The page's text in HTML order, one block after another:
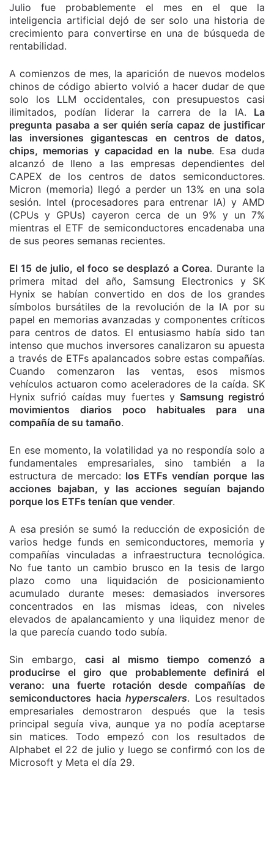
Julio fue probablemente el mes en el que la
inteligencia artificial dejó de ser solo una historia de
crecimiento para convertirse en una de búsqueda de
rentabilidad.
A comienzos de mes, la aparición de nuevos modelos
chinos de código abierto volvió a hacer dudar de que
solo los LLM occidentales, con presupuestos casi
ilimitados, podían liderar la carrera de la IA. La
pregunta pasaba a ser quién sería capaz de justificar
las inversiones gigantescas en centros de datos,
chips, memorias y capacidad en la nube. Esa duda
alcanzó de lleno a las empresas dependientes del
CAPEX de los centros de datos semiconductores.
Micron (memoria) llegó a perder un 13% en una sola
sesión. Intel (procesadores para entrenar IA) y AMD
(CPUs y GPUs) cayeron cerca de un 9% y un 7%
mientras el ETF de semiconductores encadenaba una
de sus peores semanas recientes.
El 15 de julio, el foco se desplazó a Corea. Durante la
primera mitad del año, Samsung Electronics y SK
Hynix se habían convertido en dos de los grandes
símbolos bursátiles de la revolución de la IA por su
papel en memorias avanzadas y componentes críticos
para centros de datos. El entusiasmo había sido tan
intenso que muchos inversores canalizaron su apuesta
a través de ETFs apalancados sobre estas compañías.
Cuando comenzaron las ventas, esos mismos
vehículos actuaron como aceleradores de la caída. SK
Hynix sufrió caídas muy fuertes y Samsung registró
movimientos diarios poco habituales para una
compañía de su tamaño.
En ese momento, la volatilidad ya no respondía solo a
fundamentales empresariales, sino también a la
estructura de mercado: los ETFs vendían porque las
acciones bajaban, y las acciones seguían bajando
porque los ETFs tenían que vender.
A esa presión se sumó la reducción de exposición de
varios hedge funds en semiconductores, memoria y
compañías vinculadas a infraestructura tecnológica.
No fue tanto un cambio brusco en la tesis de largo
plazo como una liquidación de posicionamiento
acumulado durante meses: demasiados inversores
concentrados en las mismas ideas, con niveles
elevados de apalancamiento y una liquidez menor de
la que parecía cuando todo subía.
Sin embargo, casi al mismo tiempo comenzó a
producirse el giro que probablemente definirá el
verano: una fuerte rotación desde compañías de
semiconductores hacia hyperscalers. Los resultados
empresariales demostraron después que la tesis
principal seguía viva, aunque ya no podía aceptarse
sin matices. Todo empezó con los resultados de
Alphabet el 22 de julio y luego se confirmó con los de
Microsoft y Meta el día 29.